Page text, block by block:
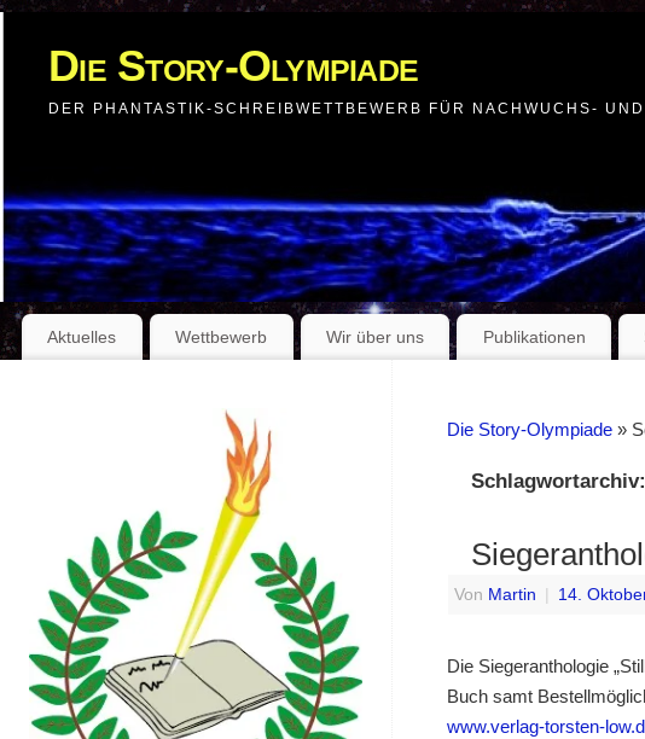
Die Story-Olympiade
DER PHANTASTIK-SCHREIBWETTBEWERB FÜR NACHWUCHS-
Aktuelles Wettbewerb Wir über uns Publikationen
Die Story-Olympiade »
Schlagwortarchiv:
Von Martin 14.
Die Siegeranthologie
Buch samt
www.verlag-torsten-